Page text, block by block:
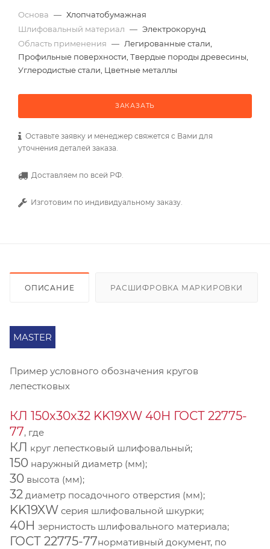
Основа — Хлопчатобумажная
Шлифовальный материал — Электрокорунд
Область применения — Легированные стали,
Профильные поверхности, Твердые породы древесины,
Углеродистые стали, Цветные металлы
ЗАКАЗАТЬ
Оставьте заявку и менеджер свяжется с Вами для
уточнения деталей заказа.
Доставляем по всей РФ.
Изготовим по индивидуальному заказу.
ОПИСАНИЕ РАСШИФРОВКА МАРКИРОВКИ
MASTER
Пример условного обозначения кругов
лепестковых
КЛ 150х30х32 KK19XW 40Н ГОСТ 22775-
77, где
КЛ круг лепестковый шлифовальный;
150 наружный диаметр (мм);
30 высота (мм);
32 диаметр посадочного отверстия (мм);
KK19XW серия шлифовальной шкурки;
40Н зернистость шлифовального материала;
ГОСТ 22775-77нормативный документ, по